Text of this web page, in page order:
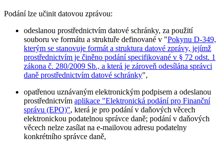
Podání lze učinit datovou zprávou:
odeslanou prostřednictvím datové schránky, za použití
souboru ve formátu a struktuře definované v "Pokynu D-349,
kterým se stanovuje formát a struktura datové zprávy, jejímž
prostřednictvím je činěno podání specifikované v § 72 odst. 1
zákona č. 280/2009 Sb., a která je zároveň odesílána správci
daně prostřednictvím datové schránky",
opatřenou uznávaným elektronickým podpisem a odeslanou
prostřednictvím aplikace "Elektronická podání pro Finanční
správu (EPO)", která je pro podání v daňových věcech
elektronickou podatelnou správce daně; podání v daňových
věcech nelze zasílat na e-mailovou adresu podatelny
konkrétního správce daně,